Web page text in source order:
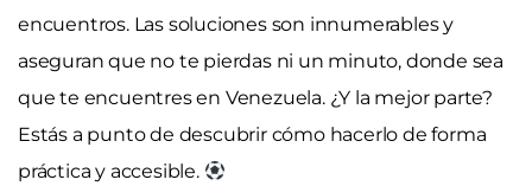
encuentros. Las soluciones son innumerables y
aseguran que no te pierdas ni un minuto, donde sea
que te encuentres en Venezuela. ¿Y la mejor parte?
Estás a punto de descubrir cómo hacerlo de forma
práctica y accesible.